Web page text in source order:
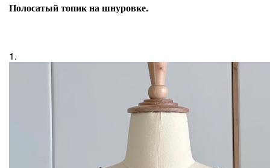
Полосатый топик на шнуровке.
1.